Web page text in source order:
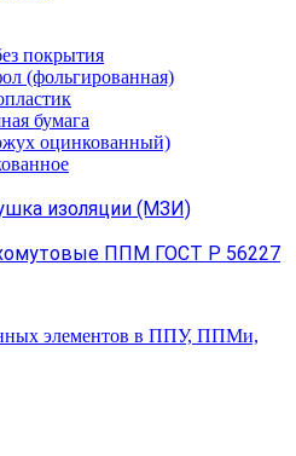
покрытия
(фольгированная)
бумага
оцинкованный)
изоляции (МЗИ)
ППМ ГОСТ Р 56227
элементов в ППУ, ППМи,